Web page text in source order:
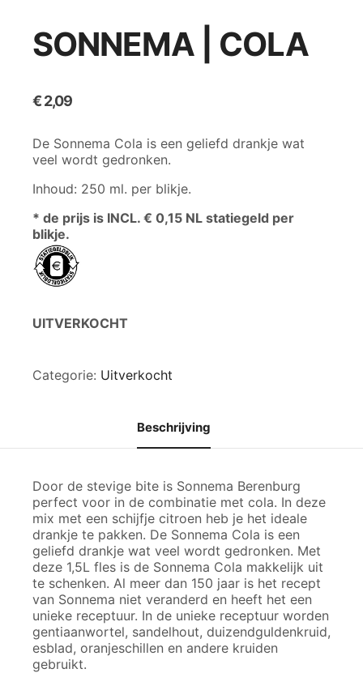
SONNEMA | COLA
€2,09
De Sonnema Cola is een geliefd drankje wat
veel wordt gedronken.
Inhoud: 250 ml. per blikje.
* de prijs is INCL. € 0,15 NL statiegeld per
blikje.
UITVERKOCHT
Categorie: Uitverkocht
Beschrijving
Door de stevige bite is Sonnema Berenburg
perfect voor in de combinatie met cola. In deze
mix met een schijfje citroen heb je het ideale
drankje te pakken. De Sonnema Cola is een
geliefd drankje wat veel wordt gedronken. Met
deze 1,5L fles is de Sonnema Cola makkelijk uit
te schenken. Al meer dan 150 jaar is het recept
van Sonnema niet veranderd en heeft het een
unieke receptuur. In de unieke receptuur worden
gentiaanwortel, sandelhout, duizendguldenkruid,
esblad, oranjeschillen en andere kruiden
gebruikt.